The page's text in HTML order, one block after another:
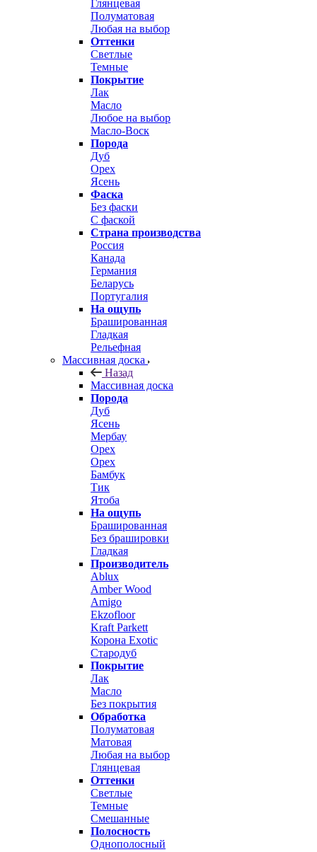
Глянцевая
Полуматовая
Любая на выбор
Оттенки
Светлые
Темные
Покрытие
Лак
Масло
Любое на выбор
Масло-Воск
Порода
Дуб
Орех
Ясень
Фаска
Без фаски
С фаской
Страна производства
Россия
Канада
Германия
Беларусь
Португалия
На ощупь
Брашированная
Гладкая
Рельефная
Массивная доска
Назад
Массивная доска
Порода
Дуб
Ясень
Мербау
Орех
Орех
Бамбук
Тик
Ятоба
На ощупь
Брашированная
Без брашировки
Гладкая
Производитель
Ablux
Amber Wood
Amigo
Ekzofloor
Kraft Parkett
Корона Exotic
Стародуб
Покрытие
Лак
Масло
Без покрытия
Обработка
Полуматовая
Матовая
Любая на выбор
Глянцевая
Оттенки
Светлые
Темные
Смешанные
Полосность
Однополосный